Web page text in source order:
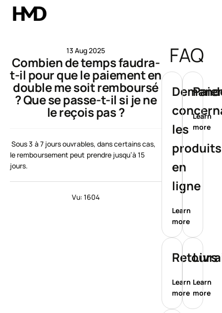
Smartphones
Téléphones classiques
Accessoires
Offres
13 Aug 2025
Combien de temps faudra-
t-il pour que le paiement en
double me soit remboursé
? Que se passe-t-il si je ne
le reçois pas ?
Sous 3 à 7 jours ouvrables, dans certains cas,
le remboursement peut prendre jusqu’à 15
jours.
Vu: 1604
FAQ
les
en
ligne
Learn
more
Learn
more
Retours
Learn
more
Learn
more